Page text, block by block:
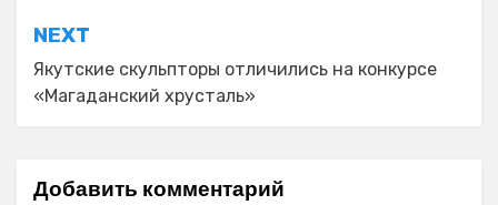
NEXT
Якутские скульпторы отличились на конкурсе
«Магаданский хрусталь»
Добавить комментарий